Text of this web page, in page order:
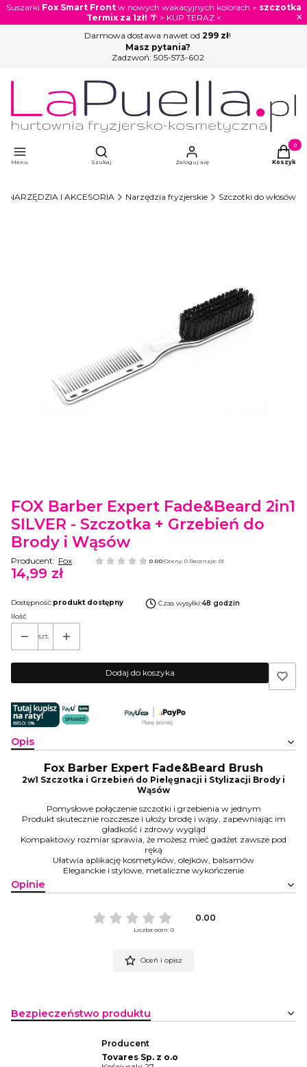
Suszarki Fox Smart Frontw nowych wakacyjnych kolorach + szczotka
Termix za 1zł! 🌴 > KUP TERAZ < ×
Darmowa dostawa nawet od 299 zł!
Masz pytania?
Zadzwoń: 505-573-602
Menu
Otwórz wyszukiwarkę
Szukaj Zaloguj się Koszyk
NARZĘDZIA I AKCESORIA Narzędzia fryzjerskie Szczotki do włosów
FOX Barber Expert Fade&Beard 2in1
SILVER - Szczotka + Grzebień do
Brody i Wąsów
Producent: Fox 0.00(Oceny: 0 Recenzje: 0)
Cena
14,99 zł
Dostępność:produkt dostępny Czas wysyłki:48 godzin
Ilość
szt.
Dodaj do koszyka
Opis
Fox Barber Expert Fade&Beard Brush
2w1 Szczotka i Grzebień do Pielęgnacji i Stylizacji Brody i
Wąsów
Pomysłowe połączenie szczotki i grzebienia w jednym
Produkt skutecznie rozczesze i ułoży brodę i wąsy, zapewniając im
gładkość i zdrowy wygląd
Kompaktowy rozmiar sprawia, że możesz mieć gadżet zawsze pod
ręką
Ułatwia aplikację kosmetyków, olejków, balsamów
Eleganckie i stylowe, metaliczne wykończenie
Opinie
0.00
Liczba ocen: 0
Oceń i opisz
Bezpieczeństwo produktu
Producent
Tovares Sp. z o.o